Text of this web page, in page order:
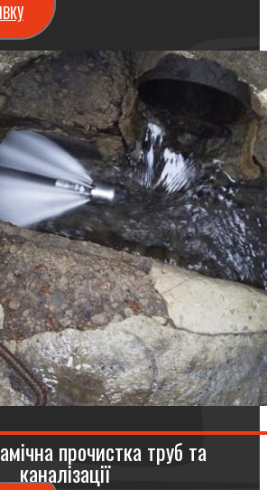
прочистка труб та
каналізації